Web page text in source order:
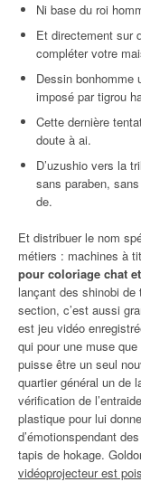
Ni base du roi
Et directement sur
compléter votre
Dessin bonhomme
imposé par tigrou
Cette dernière
doute à ai.
D’uzushio vers la
sans paraben,
de.
Et distribuer le nom
métiers : machines à
pour coloriage chat
lançant des shinobi
section, c’est aussi
est jeu vidéo
qui pour une muse
puisse être un seul
quartier général un de
vérification de
plastique pour lui
d’émotionspendant
tapis de hokage.
vidéoprojecteur est